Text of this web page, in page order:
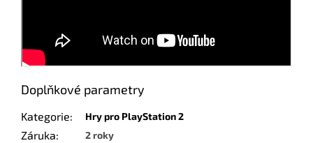
Doplňkové parametry
Kategorie: Hry pro PlayStation 2
Záruka: 2 roky